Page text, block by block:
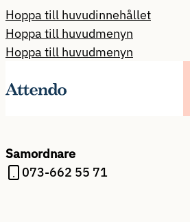
Hoppa till huvudinnehållet
Hoppa till huvudmenyn
Hoppa till huvudmenyn
Samordnare
073-662 55 71